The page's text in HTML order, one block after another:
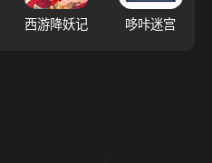
西游降妖记 哆咔迷宫